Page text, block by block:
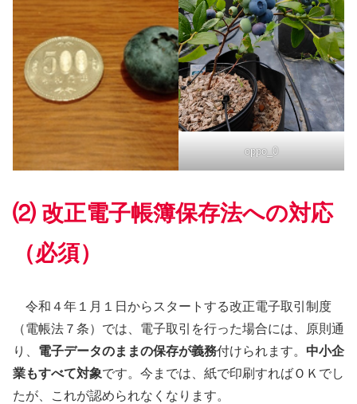
oppo_0
⑵ 改正電子帳簿保存法への対応
（必須）
令和４年１月１日からスタートする改正電子取引制度
（電帳法７条）では、電子取引を行った場合には、原則通
り、 電子データのままの保存が義務付けられます。 中小企
業もすべて対象です。今までは、紙で印刷すればＯＫでし
たが、これが認められなくなります。